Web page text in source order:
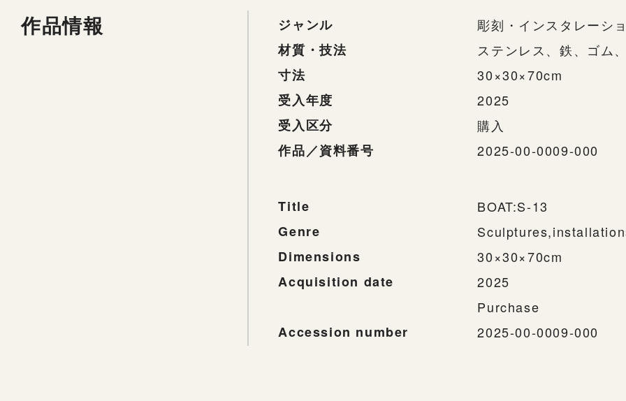
作品情報 ジャンル
彫刻・インスタレーシ
材質・技法
ステンレス、鉄、ゴム
寸法
30×30×70cm
受入年度
2025
受入区分
購入
作品／資料番号
2025-00-0009-000
Title
BOAT:S-13
Genre
Dimensions
30×30×70cm
Acquisition date
2025
Purchase
Accession number
2025-00-0009-000